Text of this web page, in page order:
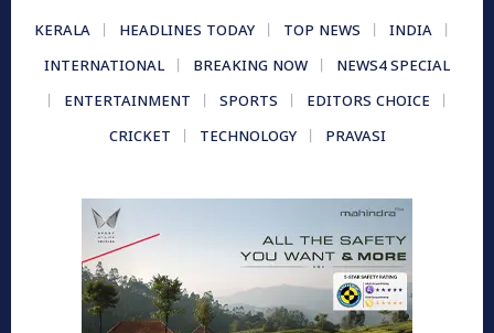
KERALA HEADLINES TODAY TOP NEWS
INDIA
INTERNATIONAL
BREAKING NOW
NEWS4 SPECIAL
ENTERTAINMENT
SPORTS
EDITORS CHOICE
CRICKET
TECHNOLOGY PRAVASI